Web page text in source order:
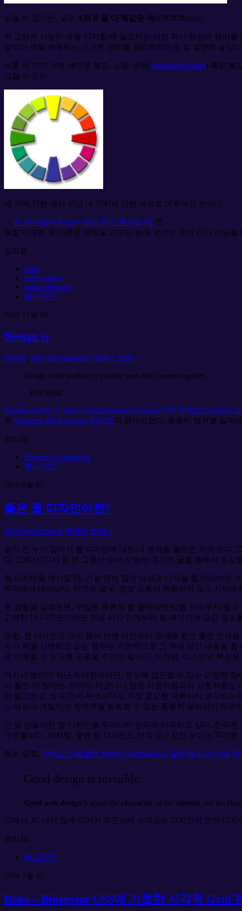
믿을 수 없지만, 실은 A와 B 둘 다 똑같은 색(#787878)이다.
위 그림은 사람이 색을 인지할 때 일으키는 이런 착시 현상의 원리
망막이 색을 해독하는 오묘한 원리를 생리학적으로 잘 설명해 놓았
보통 세 가지 기본 색으로 빨강, 노랑, 파랑(subtractive colors) 혹은 빨
그릴 수 있다.
세 가지 기본 색이 아닌 네 가지의 기본 색으로 이루어진 것이다.
→ 눈 어지럽게 만드는 여러 착시 현상의 예 😯
복잡 미묘한 색 이론은 제쳐놓고라도, 눈에 보이는 것이 다가 아님을
꼬리표:
color
color wheel
optical illusions
웹 디자인
2010 11월 06
Design is
Quotes, Web Development 댓글이 없음 »
Design is the method of putting form and content together.
– Paul Rand
Stephen Hay씨가 Real-world Responsive Design이란 주제로 Fronteers
은 Fronteers 2010 sessions 비디오가 공개되었다. 틈틈이 챙겨볼 알짜
꼬리표:
Fronteers Conference
웹 디자인
2010 8월 01
좋은 웹 디자인이란?
Web Development 댓글이 없음 »
얼마 전 누가 갑자기 웹 디자인에 대한 내 생각을 물어본 적이 있다.
다. 그래서, 다시 한 번 그동안 여러 사람의 얘기와 글을 통해서 동감
웹 디자인을 얘기할 땐, 가장 먼저 웹의 태생과 디지털 웹 미디어의
목적에서 태어났다. 이것은 결국, 정보 소통이 원활하지 않은 사이
현 상황을 살펴보면, 수많은 종류의 웹 클라이언트(웹 브라우저)들
고려한 UI 디자인이라면 처음 시작 단계부터 웹 페이지에 담긴 정
또한, 웹 디자인은 과거 웹의 탄생 이전부터 존재해 왔던 출판 인쇄
자가 책을 선택하고 읽는 행위는 기본적으로 그 책에 담긴 내용을
게 이해할 수 있도록 도움을 주지만 말이다. 이처럼, 디자인의 핵심
여기서 웹만이 지닌 차이점이라면, 정보에 접근할 수 있는 다양한
이 훨씬 더 많다는 것이다. 더군다나 웹은 사용자들과의 상호작용
이 필요하고, 또 이것이 무엇보다도 가장 중요한 덕목이라 생각되
느 때보다 개발자의 창의력을 발휘할 수 있는 훌륭한 밑바탕이 마련
난 잘 만들어진 웹 디자인을 우리나라 한옥에 비유하고 싶다. 한옥
구조물이다. 이처럼, 좋은 웹 디자인도 단지 겉으로만 보이는 두꺼
맺는 말로, 전에도 인용했던 Jeffrey Zeldman씨의 좋은 웹 디자인에 관
Good design is invisible.
Good web design is about the character of the content, notthe
그래서, 티 나지 않게 다가가 자연스레 스며드는 디자인이 멋진 디자
꼬리표:
웹 디자인
2009 3월 30
Boks – Blueprint CSS에 기초한 시각적 Grid